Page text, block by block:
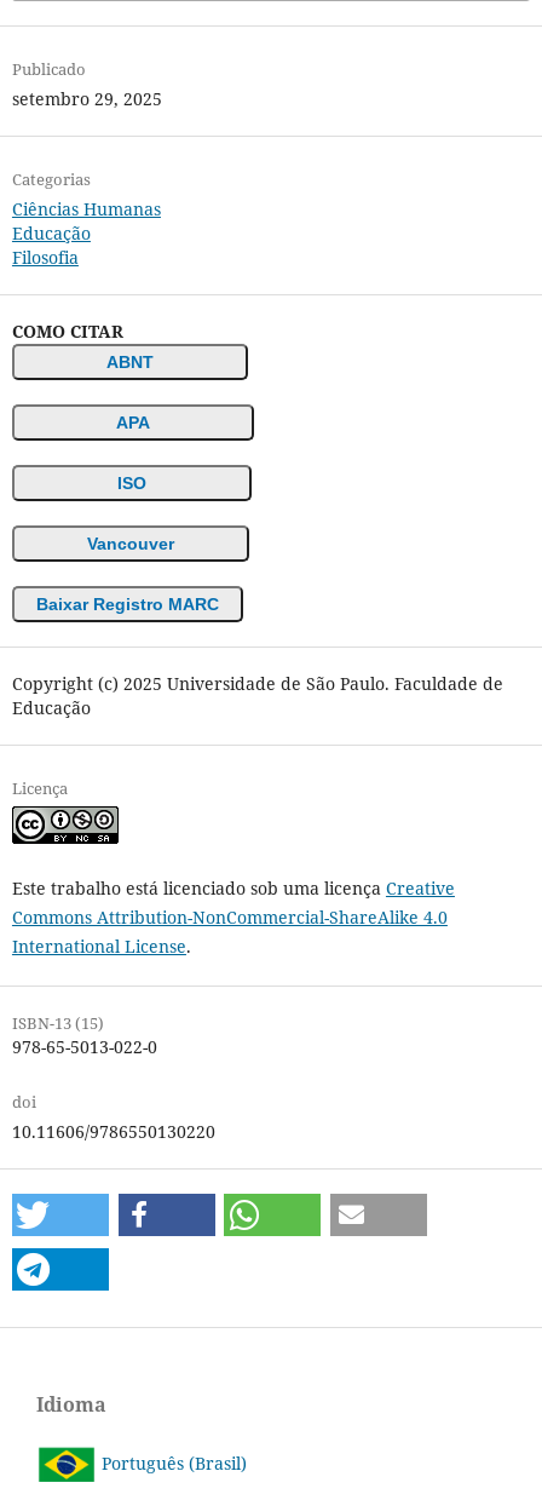
Publicado
setembro 29, 2025
Categorias
Ciências Humanas
Educação
Filosofia
COMO CITAR
ABNT
APA
ISO
Vancouver
Baixar Registro MARC
Copyright (c) 2025 Universidade de São Paulo. Faculdade de
Educação
Licença
Este trabalho está licenciado sob uma licença Creative
Commons Attribution-NonCommercial-ShareAlike 4.0
International License.
ISBN-13 (15)
978-65-5013-022-0
doi
10.11606/9786550130220
Idioma
Português (Brasil)